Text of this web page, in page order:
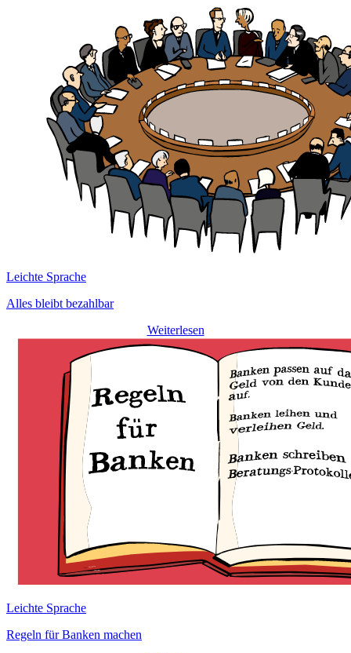
Leichte Sprache
Alles bleibt bezahlbar
Weiterlesen
Leichte Sprache
Regeln für Banken machen